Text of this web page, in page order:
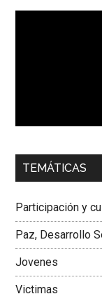
00:00
Dra. Carolina
Colombiana
TEMÁTICAS
Participación y
Paz, Desarrollo
Jovenes
Victimas